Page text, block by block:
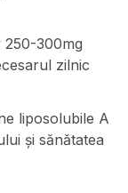
250-300mg
zilnic
liposolubile A
și sănătatea